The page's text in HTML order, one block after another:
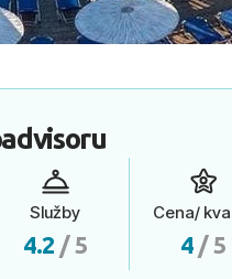
Služby
4.2 / 5
Cena/
4 / 5